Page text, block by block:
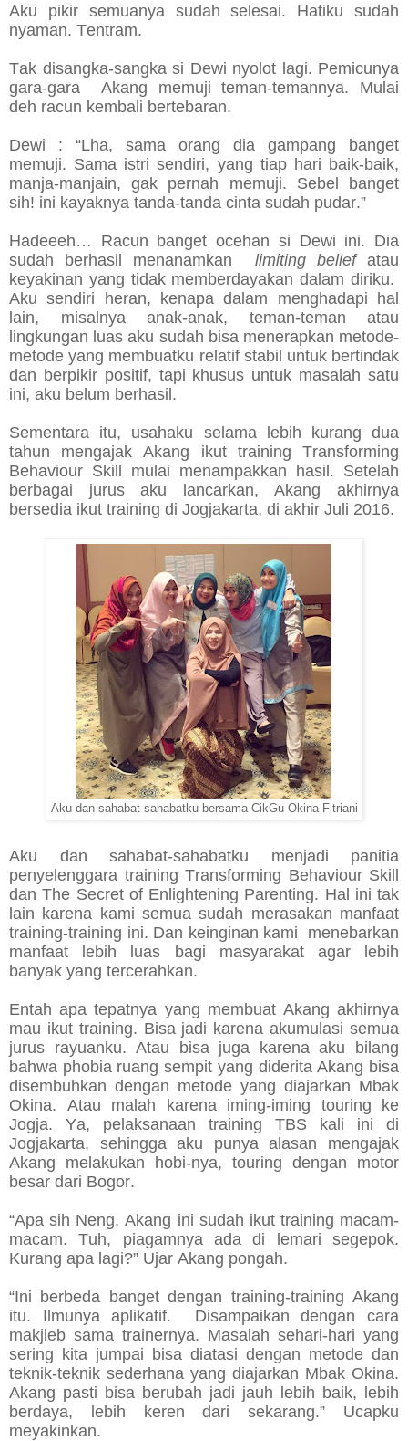
Aku pikir semuanya sudah selesai. Hatiku sudah
nyaman. Tentram.
Tak disangka-sangka si Dewi nyolot lagi. Pemicunya
gara-gara Akang memuji teman-temannya. Mulai
deh racun kembali bertebaran.
Dewi : “Lha, sama orang dia gampang banget
memuji. Sama istri sendiri, yang tiap hari baik-baik,
manja-manjain, gak pernah memuji. Sebel banget
sih! ini kayaknya tanda-tanda cinta sudah pudar.”
Hadeeeh… Racun banget ocehan si Dewi ini. Dia
sudah berhasil menanamkan
limiting beliefatau
keyakinan yang tidak memberdayakan dalam diriku.
Aku sendiri heran, kenapa dalam menghadapi hal
lain, misalnya anak-anak, teman-teman atau
lingkungan luas aku sudah bisa menerapkan metode-
metode yang membuatku relatif stabil untuk bertindak
dan berpikir positif, tapi khusus untuk masalah satu
ini, aku belum berhasil.
Sementara itu, usahaku selama lebih kurang dua
tahun mengajak Akang ikut training Transforming
Behaviour Skill mulai menampakkan hasil. Setelah
berbagai jurus aku lancarkan, Akang akhirnya
bersedia ikut training di Jogjakarta, di akhir Juli 2016.
Aku dan sahabat-sahabatku bersama CikGu Okina Fitriani
Aku dan sahabat-sahabatku menjadi panitia
penyelenggara training Transforming Behaviour Skill
dan The Secret of Enlightening Parenting. Hal ini tak
lain karena kami semua sudah merasakan manfaat
training-training ini. Dan keinginan kami menebarkan
manfaat lebih luas bagi masyarakat agar lebih
banyak yang tercerahkan.
Entah apa tepatnya yang membuat Akang akhirnya
mau ikut training. Bisa jadi karena akumulasi semua
jurus rayuanku. Atau bisa juga karena aku bilang
bahwa phobia ruang sempit yang diderita Akang bisa
disembuhkan dengan metode yang diajarkan Mbak
Okina. Atau malah karena iming-iming touring ke
Jogja. Ya, pelaksanaan training TBS kali ini di
Jogjakarta, sehingga aku punya alasan mengajak
Akang melakukan hobi-nya, touring dengan motor
besar dari Bogor.
“Apa sih Neng. Akang ini sudah ikut training macam-
macam. Tuh, piagamnya ada di lemari segepok.
Kurang apa lagi?” Ujar Akang pongah.
“Ini berbeda banget dengan training-training Akang
itu. Ilmunya aplikatif. Disampaikan dengan cara
makjleb sama trainernya. Masalah sehari-hari yang
sering kita jumpai bisa diatasi dengan metode dan
teknik-teknik sederhana yang diajarkan Mbak Okina.
Akang pasti bisa berubah jadi jauh lebih baik, lebih
berdaya, lebih keren dari sekarang.” Ucapku
meyakinkan.